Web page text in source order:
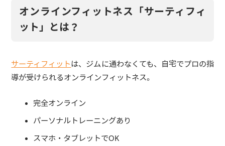
オンラインフィットネス「サーティフィ
ット」とは？
サーティフィットは、ジムに通わなくても、自宅でプロの指
導が受けられるオンラインフィットネス。
完全オンライン
パーソナルトレーニングあり
スマホ・タブレットでOK